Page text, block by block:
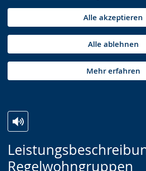
Alle akzeptieren
Alle ablehnen
Mehr erfahren
Regelwohngruppen
u
r
k
t
i
n